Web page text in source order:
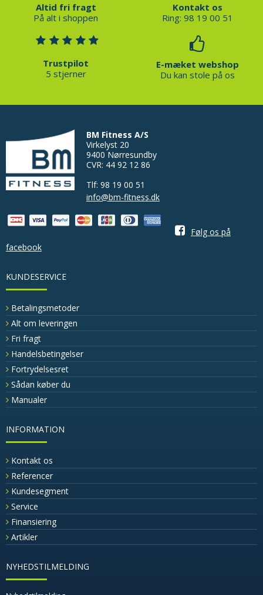
Altid fri fragt
På alt i shoppen
Kontakt os
Ring: 98 19 00 51
Trustpilot
5 stjerner
E-mæket webshop
Du kan stole på os
BM Fitness A/S
Virkelyst 20
9400 Nørresundby
CVR: 44 92 12 86
Tlf: 98 19 00 51
info@bm-fitness.dk
Følg os på
facebook
KUNDESERVICE
Betalingsmetoder
Alt om leveringen
Fri fragt
Handelsbetingelser
Fortrydelsesret
Sådan køber du
Manualer
INFORMATION
Kontakt os
Referencer
Kundesegment
Service
Finansiering
Artikler
NYHEDSTILMELDING